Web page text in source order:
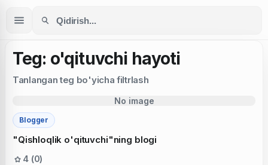
Teg: o'qituvchi hayoti
Tanlangan teg bo'yicha filtrlash
No image
Blogger
"Qishloqlik o'qituvchi"ning blogi
4 (0)